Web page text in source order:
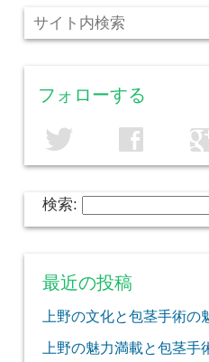
フォローする
twitter facebook
検索:
最近の投稿
上野の文化と包茎手術の
上野の魅力満載と包茎手